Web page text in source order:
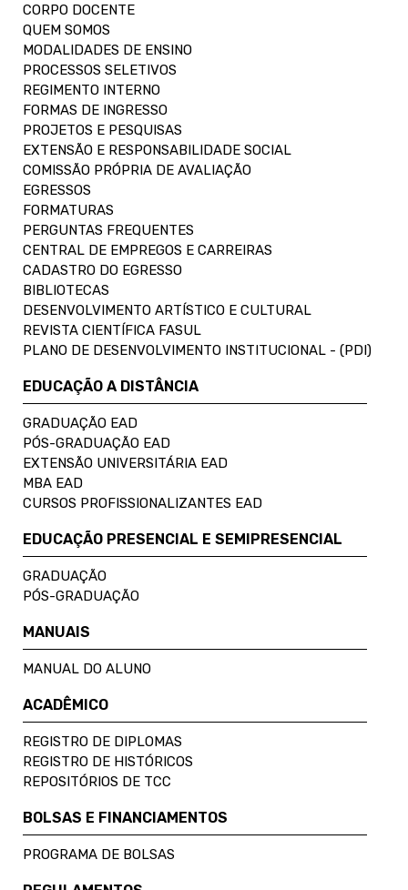
CORPO DOCENTE
QUEM SOMOS
MODALIDADES DE ENSINO
PROCESSOS SELETIVOS
REGIMENTO INTERNO
FORMAS DE INGRESSO
PROJETOS E PESQUISAS
EXTENSÃO E RESPONSABILIDADE SOCIAL
COMISSÃO PRÓPRIA DE AVALIAÇÃO
EGRESSOS
FORMATURAS
PERGUNTAS FREQUENTES
CENTRAL DE EMPREGOS E CARREIRAS
CADASTRO DO EGRESSO
BIBLIOTECAS
DESENVOLVIMENTO ARTÍSTICO E CULTURAL
REVISTA CIENTÍFICA FASUL
PLANO DE DESENVOLVIMENTO INSTITUCIONAL - (PDI)
EDUCAÇÃO A DISTÂNCIA
GRADUAÇÃO EAD
PÓS-GRADUAÇÃO EAD
EXTENSÃO UNIVERSITÁRIA EAD
MBA EAD
CURSOS PROFISSIONALIZANTES EAD
EDUCAÇÃO PRESENCIAL E SEMIPRESENCIAL
GRADUAÇÃO
PÓS-GRADUAÇÃO
MANUAIS
MANUAL DO ALUNO
ACADÊMICO
REGISTRO DE DIPLOMAS
REGISTRO DE HISTÓRICOS
REPOSITÓRIOS DE TCC
BOLSAS E FINANCIAMENTOS
PROGRAMA DE BOLSAS